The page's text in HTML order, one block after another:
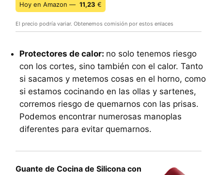
Hoy en Amazon — 11,23 €
El precio podría variar. Obtenemos comisión por estos enlaces
Protectores de calor: no solo tenemos riesgo
con los cortes, sino también con el calor. Tanto
si sacamos y metemos cosas en el horno, como
si estamos cocinando en las ollas y sartenes,
corremos riesgo de quemarnos con las prisas.
Podemos encontrar numerosas manoplas
diferentes para evitar quemarnos.
Guante de Cocina de Silicona con